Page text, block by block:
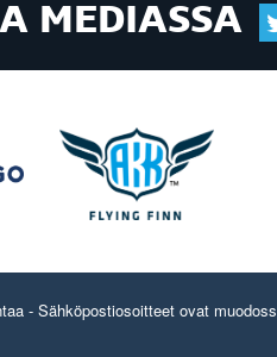
MEDIASSA
- Sähköpostiosoitteet ovat